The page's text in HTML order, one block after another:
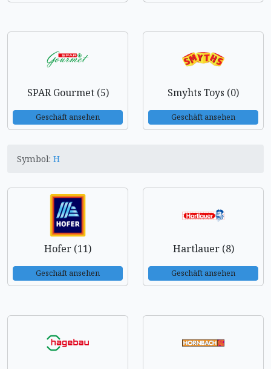
SPAR Gourmet (5)
Geschäft ansehen
Smyhts Toys (0)
Geschäft ansehen
Symbol: H
Hofer (11)
Geschäft ansehen
Hartlauer (8)
Geschäft ansehen